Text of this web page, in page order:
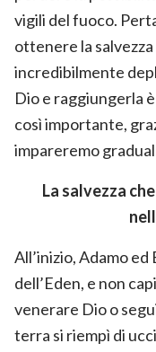
vigili del fuoco.
ottenere la
incredibilmente
Dio e raggiungerla
così importante,
impareremo
La salvezza
All’inizio, Adamo
dell’Eden, e non
venerare Dio o
terra si riempì di